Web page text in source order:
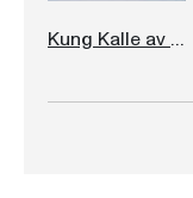
Kung Kalle av KurreKurreduttön